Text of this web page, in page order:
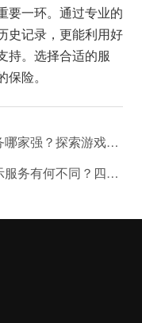
要一环。通过专业的
史记录，更能利用好
持。选择合适的服
险。
成都数字创意应用服务哪家强？探索游戏用品交流与动漫游艺用品批发
重庆数创产品展览展示服务有何不同？四川会议展览服务的创新趋势